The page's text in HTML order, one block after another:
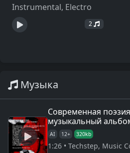
Instrumental, Electro
2
Музыка
Современная
музыкальный
AI 12+ 320kb
1:26 • Techstep, Music